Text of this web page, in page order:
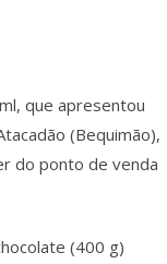
que apresentou
(Bequimão),
do ponto de venda
(400 g)